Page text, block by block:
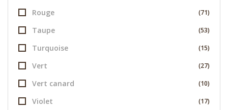
Rouge (71)
Taupe (53)
Turquoise (15)
Vert (27)
Vert canard (10)
Violet (17)